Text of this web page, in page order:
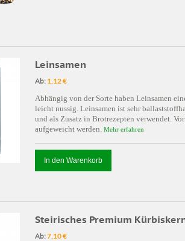
Leinsamen
Ab: 1,12 €
Abhängig von der Sorte haben Leinsamen
leicht nussig. Leinsamen ist sehr
und als Zusatz in Brotrezepten verwendet.
aufgeweicht werden. Mehr erfahren
In den Warenkorb
Steirisches Premium
Ab:7,10 €